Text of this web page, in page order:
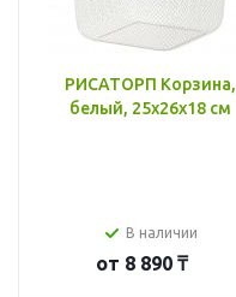
РИСАТОРП Корзина,
белый, 25x26x18 см
В наличии
от 8 890 ₸